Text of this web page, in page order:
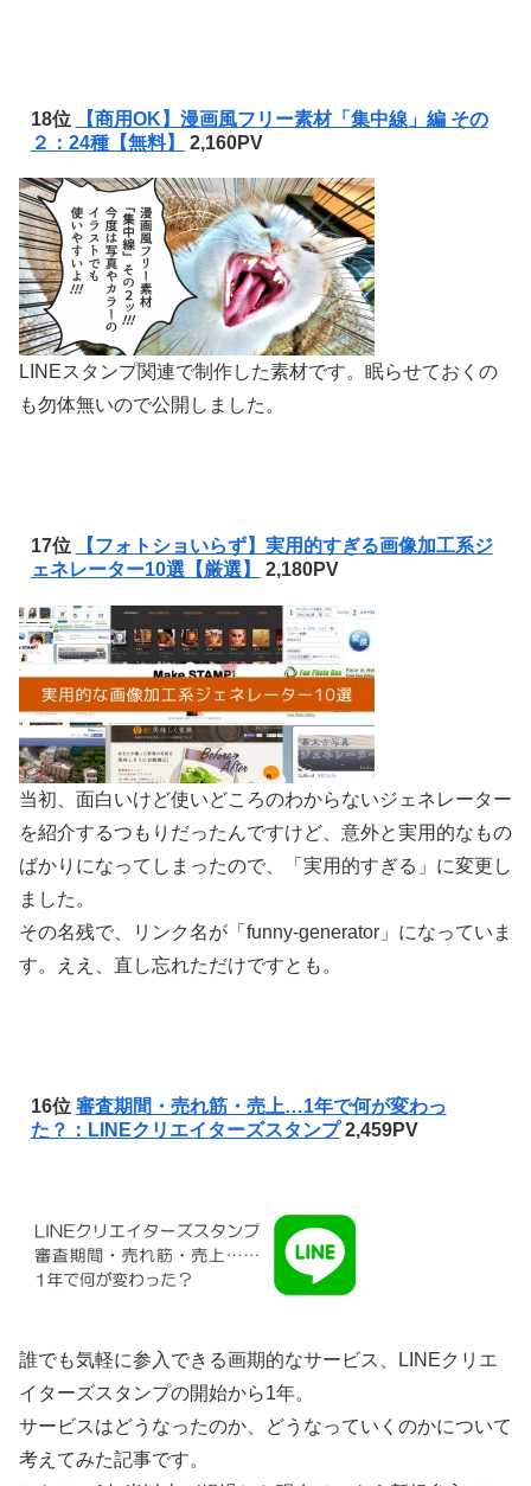
18位
【商用OK】漫画風フリー素材「集中線」編 その
２：24種【無料】
2,160PV
LINEスタンプ関連で制作した素材です。眠らせておくの
も勿体無いので公開しました。
17位
【フォトショいらず】実用的すぎる画像加工系ジ
ェネレーター10選【厳選】
2,180PV
当初、面白いけど使いどころのわからないジェネレーター
を紹介するつもりだったんですけど、意外と実用的なもの
ばかりになってしまったので、「実用的すぎる」に変更し
ました。
その名残で、リンク名が「funny-generator」になっていま
す。ええ、直し忘れただけですとも。
16位 審査期間・売れ筋・売上…1年で何が変わっ
た？：LINEクリエイターズスタンプ2,459PV
誰でも気軽に参入できる画期的なサービス、LINEクリエ
イターズスタンプの開始から1年。
サービスはどうなったのか、どうなっていくのかについて
考えてみた記事です。